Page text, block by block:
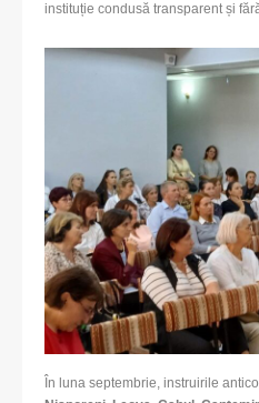
instituție condusă transparent și
În luna septembrie, instruirile